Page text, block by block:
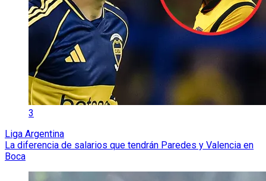
3
Liga Argentina
La diferencia de salarios que tendrán Paredes y Valencia en
Boca